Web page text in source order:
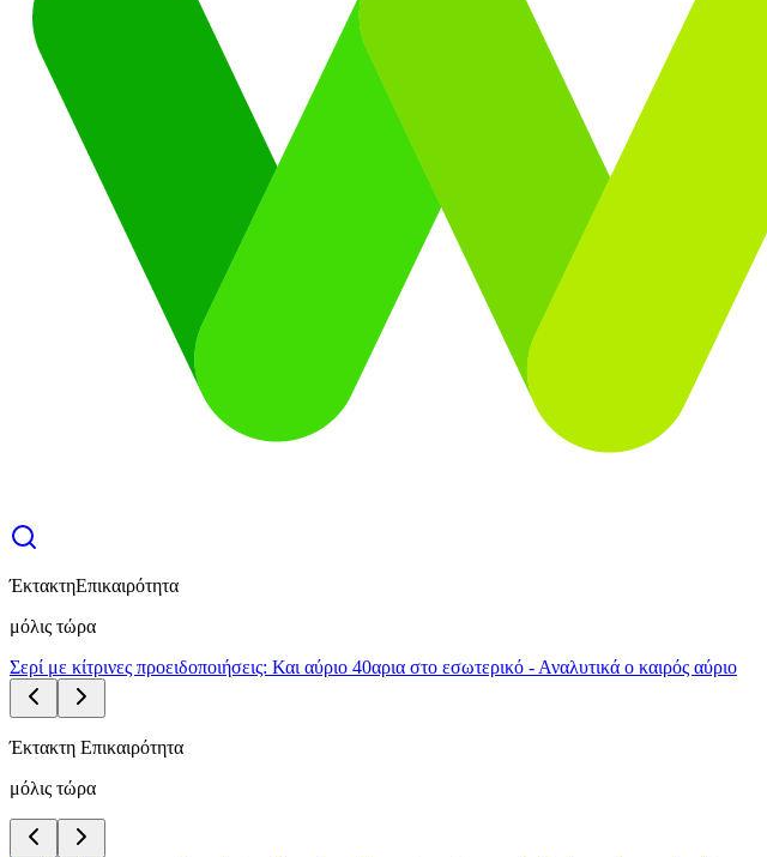
ΈκτακτηΕπικαιρότητα
μόλις τώρα
Σερί με κίτρινες προειδοποιήσεις: Και αύριο 40αρια στο εσωτερικό - Αναλυτικά ο καιρός αύριο
Έκτακτη Επικαιρότητα
μόλις τώρα